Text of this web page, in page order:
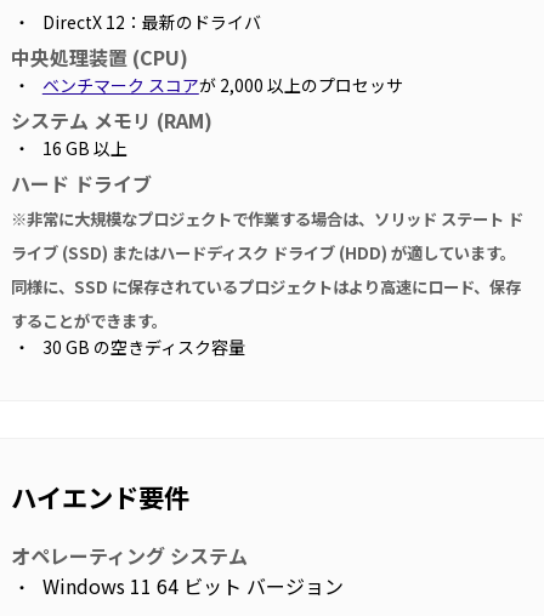
DirectX 12：最新のドライバ
中央処理装置 (CPU)
ベンチマーク スコアが 2,000 以上のプロセッサ
システム メモリ (RAM)
16 GB 以上
ハード ドライブ
※非常に大規模なプロジェクトで作業する場合は、ソリッド ステート ド
ライブ (SSD) またはハードディスク ドライブ (HDD) が適しています。
同様に、SSD に保存されているプロジェクトはより高速にロード、保存
することができます。
30 GB の空きディスク容量
ハイエンド要件
オペレーティング システム
Windows 11 64 ビット バージョン